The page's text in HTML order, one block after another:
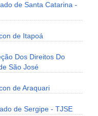
de Santa Catarina -
de Itapoá
Dos Direitos Do
São José
de Araquari
de Sergipe - TJSE